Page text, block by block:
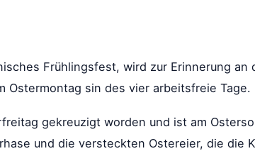
Frühlingsfest, wird zur Erinnerung
Ostermontag sin des vier arbeitsfreie Tage.
gekreuzigt worden und ist am
und die versteckten Ostereier, die die